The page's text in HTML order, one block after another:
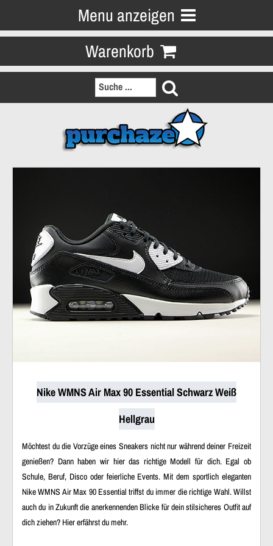
Menu anzeigen
Warenkorb
Nike WMNS Air Max 90 Essential Schwarz Weiß
Hellgrau
Möchtest du die Vorzüge eines Sneakers nicht nur während deiner Freizeit
genießen? Dann haben wir hier das richtige Modell für dich. Egal ob
Schule, Beruf, Disco oder feierliche Events. Mit dem sportlich eleganten
Nike WMNS Air Max 90 Essential triffst du immer die richtige Wahl. Willst
auch du in Zukunft die anerkennenden Blicke für dein stilsicheres Outfit auf
dich ziehen? Hier erfährst du mehr.